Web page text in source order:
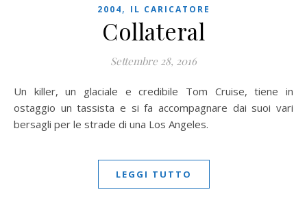
2004, IL CARICATORE
Collateral
Settembre 28, 2016
Un killer, un glaciale e credibile Tom Cruise, tiene in
ostaggio un tassista e si fa accompagnare dai suoi vari
bersagli per le strade di una Los Angeles.
LEGGI TUTTO